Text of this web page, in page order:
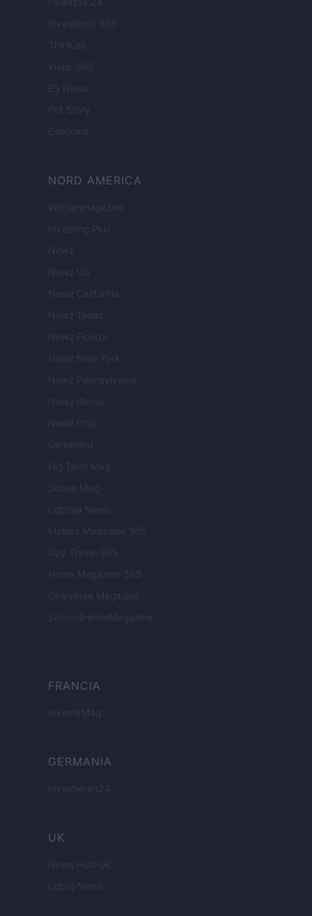
Investindo 365
Think.es
Viajar 365
ES Newz
Pet Story
Encocina
NORD AMERICA
Womanmagazine
Investing Plus
Newz
Newz US
Newz California
Newz Texas
Newz Florida
Newz New York
Newz Pennsylvania
Newz Illinois
Newz Ohio
Gameland
Hig Tech Mag
Scoop Mag
Lgbtqia News
Motors Magazine 365
Day Travel 365
Home Magazine 365
Cineverse Magazine
SecondHomeMagazine
FRANCIA
InvestirMag
GERMANIA
Investieren24
UK
News Hub UK
Lgbtq News